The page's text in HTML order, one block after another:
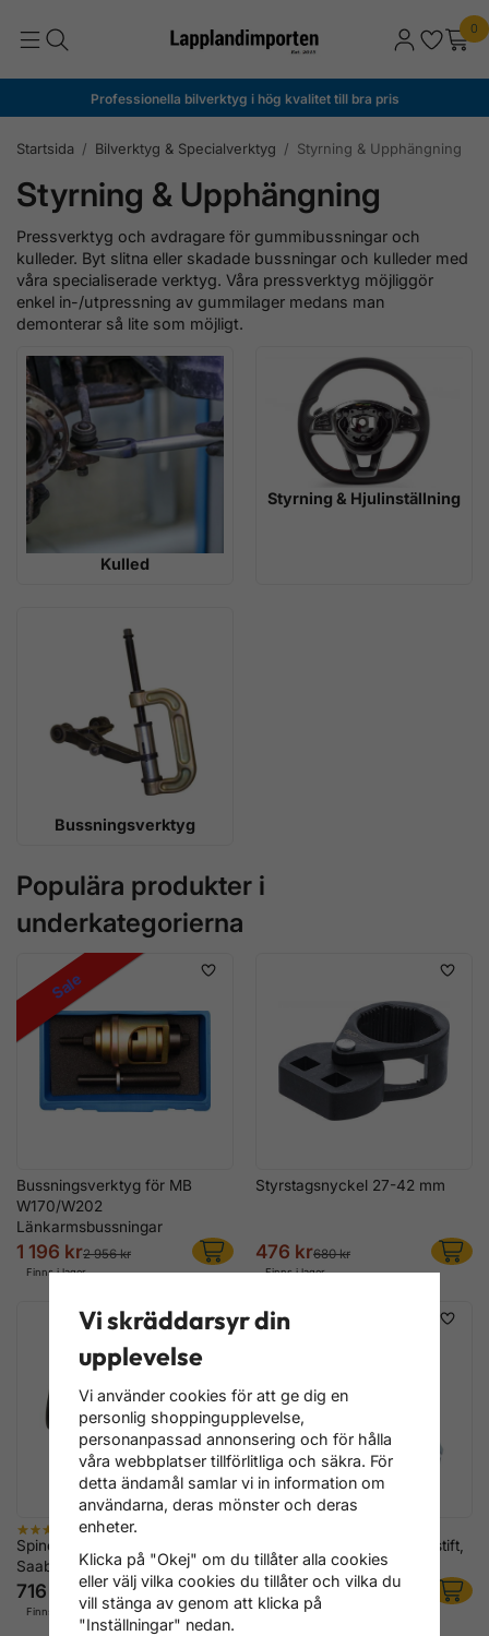
0
Professionella bilverktyg i hög kvalitet till bra pris
Startsida / Bilverktyg & Specialverktyg / Styrning & Upphängning
Styrning & Upphängning
Pressverktyg och avdragare för gummibussningar och
kulleder. Byt slitna eller skadade bussningar och kulleder med
våra specialiserade verktyg. Våra pressverktyg möjliggör
enkel in-/utpressning av gummilager medans man
demonterar så lite som möjligt.
Kulled
Styrning & Hjulinställning
Bussningsverktyg
Populära produkter i
underkategorierna
Sale
Bussningsverktyg för MB
W170/W202
Länkarmsbussningar
1 196 kr2 956 kr
Finns i lager
Styrstagsnyckel 27-42 mm
476 kr680 kr
Finns i lager
Spindelledsavdragare för
Saab, Subaru
716 kr
Finns i lager
Underramscentrering fäststift,
som VAG 3393
276 kr
Finns i lager
Vi skräddarsyr din
upplevelse
Vi använder cookies för att ge dig en
personlig shoppingupplevelse,
personanpassad annonsering och för hålla
våra webbplatser tillförlitliga och säkra. För
detta ändamål samlar vi in information om
användarna, deras mönster och deras
enheter.
Klicka på "Okej" om du tillåter alla cookies
eller välj vilka cookies du tillåter och vilka du
vill stänga av genom att klicka på
"Inställningar" nedan.